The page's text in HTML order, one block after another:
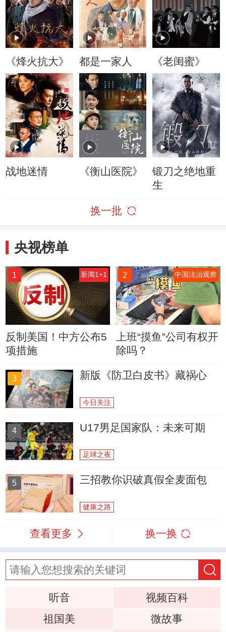
《烽火抗大》 都是一家人 《老闺蜜》
战地迷情 《衡山医院》
锻刀之绝地重
生
换一批
央视榜单
1 新闻1+1
反制美国！中方公布5
项措施
2 中国法治观察
上班“摸鱼”公司有权开
除吗？
3 新版《防卫白皮书》藏祸心
今日关注
4 U17男足国家队：未来可期
足球之夜
5 三招教你识破真假全麦面包
健康之路
查看更多 换一换
听音
视频百科
祖国美
微故事